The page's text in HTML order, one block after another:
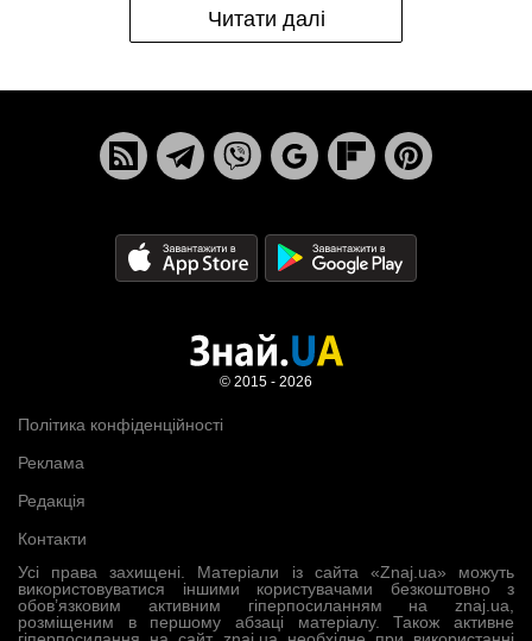
Читати далі
Усі права захищені. Матеріали із сайта «Znaj.ua» можуть
використовуватися іншими користувачами безкоштовно з
обов’язковим активним гіперпосиланням на znaj.ua,
розміщеним в першому абзаці матеріалу. Також активне
Політика конфіденційності
Реклама
Редакція
Контакти
© 2015 - 2026